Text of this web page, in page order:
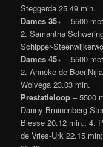
Steggerda 25.49 min.
Dames 35+ – 5500
2. Samantha
Schipper-
Dames 45+ – 5500
2. Anneke de Boer-
Wolvega 23.03 min.
Prestatieloop – 5500
Danny Bruinenberg-
Blesse 20.12 min.; 4.
de Vries-Urk 22.15